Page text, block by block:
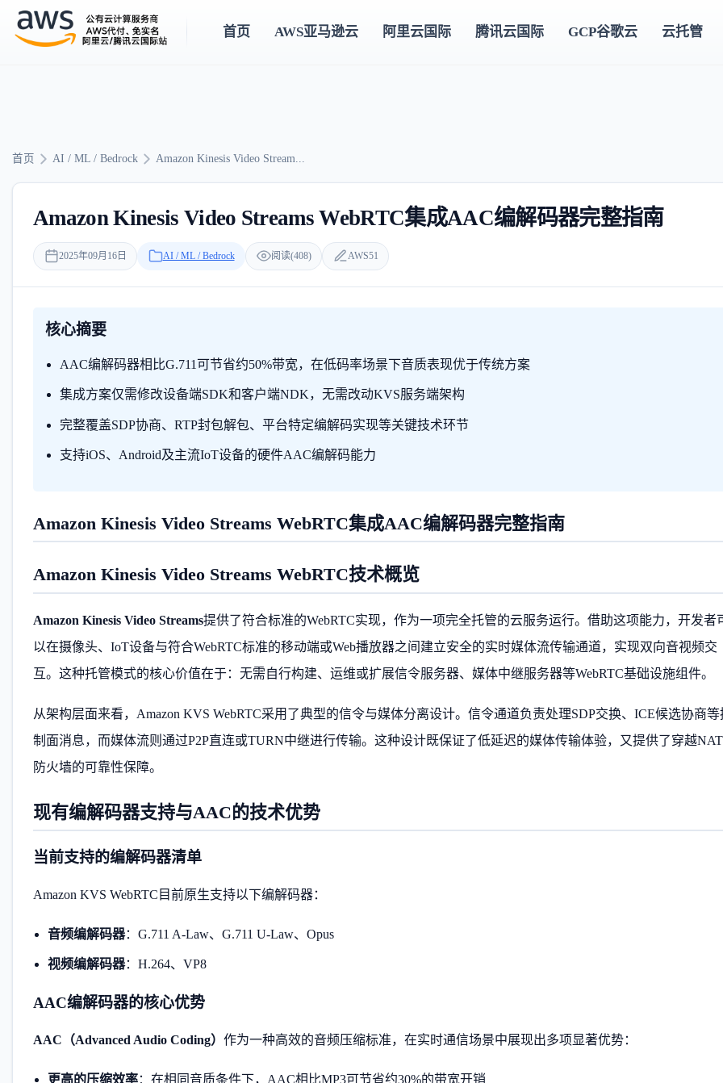
首页 AWS亚马逊云 阿里云国际 腾讯云国际 GCP谷歌云 云托管
首页 AI / ML / Bedrock Amazon Kinesis Video Stream...
Amazon Kinesis Video Streams WebRTC集成AAC编解码器完整指南
2025年09月16日 AI / ML / Bedrock 阅读(408) AWS51
核心摘要
AAC编解码器相比G.711可节省约50%带宽，在低码率场景下音质表现优于传统方案
集成方案仅需修改设备端SDK和客户端NDK，无需改动KVS服务端架构
完整覆盖SDP协商、RTP封包解包、平台特定编解码实现等关键技术环节
支持iOS、Android及主流IoT设备的硬件AAC编解码能力
Amazon Kinesis Video Streams WebRTC集成AAC编解码器完整指南
Amazon Kinesis Video Streams WebRTC技术概览
Amazon Kinesis Video Streams提供了符合标准的WebRTC实现，作为一项完全托管的云服务运行。借助这项能力，开发者
以在摄像头、IoT设备与符合WebRTC标准的移动端或Web播放器之间建立安全的实时媒体流传输通道，实现双向音视频交
互。这种托管模式的核心价值在于：无需自行构建、运维或扩展信令服务器、媒体中继服务器等WebRTC基础设施组件。
从架构层面来看，Amazon KVS WebRTC采用了典型的信令与媒体分离设计。信令通道负责处理SDP交换、ICE候选协商等
制面消息，而媒体流则通过P2P直连或TURN中继进行传输。这种设计既保证了低延迟的媒体传输体验，又提供了穿越
防火墙的可靠性保障。
现有编解码器支持与AAC的技术优势
当前支持的编解码器清单
Amazon KVS WebRTC目前原生支持以下编解码器：
音频编解码器：G.711 A-Law、G.711 U-Law、Opus
视频编解码器：H.264、VP8
AAC编解码器的核心优势
AAC（Advanced Audio Coding） 作为一种高效的音频压缩标准，在实时通信场景中展现出多项显著优势：
更高的压缩效率：在相同音质条件下，AAC相比MP3可节省约30%的带宽开销